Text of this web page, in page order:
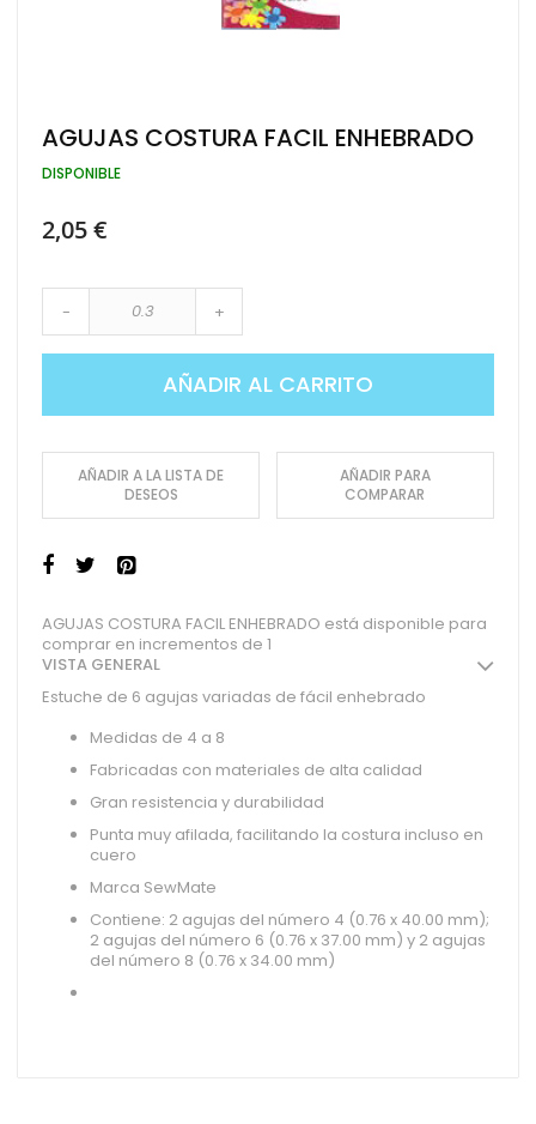
Saltar
al
comienzo
galería
AGUJAS COSTURA FACIL ENHEBRADO
DISPONIBLE
2,05 €
- +
AÑADIR AL CARRITO
AÑADIR A LA LISTA DE
DESEOS
AÑADIR PARA
COMPARAR
AGUJAS COSTURA FACIL ENHEBRADO está disponible para
comprar en incrementos de 1
VISTA GENERAL
Estuche de 6 agujas variadas de fácil enhebrado
Medidas de 4 a 8
Fabricadas con materiales de alta calidad
Gran resistencia y durabilidad
Punta muy afilada, facilitando la costura incluso en
cuero
Marca SewMate
Contiene: 2 agujas del número 4 (0.76 x 40.00 mm);
2 agujas del número 6 (0.76 x 37.00 mm) y 2 agujas
del número 8 (0.76 x 34.00 mm)